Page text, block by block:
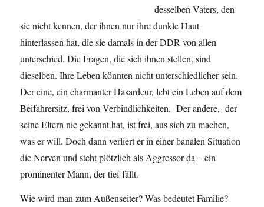
desselben Vaters, den
sie nicht kennen, der ihnen nur ihre dunkle Haut
hinterlassen hat, die sie damals in der DDR von allen
unterschied. Die Fragen, die sich ihnen stellen, sind
dieselben. Ihre Leben könnten nicht unterschiedlicher sein.
Der eine, ein charmanter Hasardeur, lebt ein Leben auf dem
Beifahrersitz, frei von Verbindlichkeiten. Der andere, der
seine Eltern nie gekannt hat, ist frei, aus sich zu machen,
was er will. Doch dann verliert er in einer banalen Situation
die Nerven und steht plötzlich als Aggressor da – ein
prominenter Mann, der tief fällt.
Wie wird man zum Außenseiter? Was bedeutet Familie?